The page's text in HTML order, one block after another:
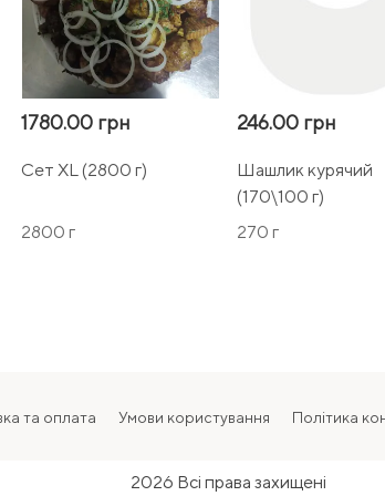
1780.00 грн
Сет XL (2800 г)
2800 г
246.00 грн
Шашлик курячий
(170\100 г)
270 г
та оплата Умови користування Політика
2026 Всі права захищені